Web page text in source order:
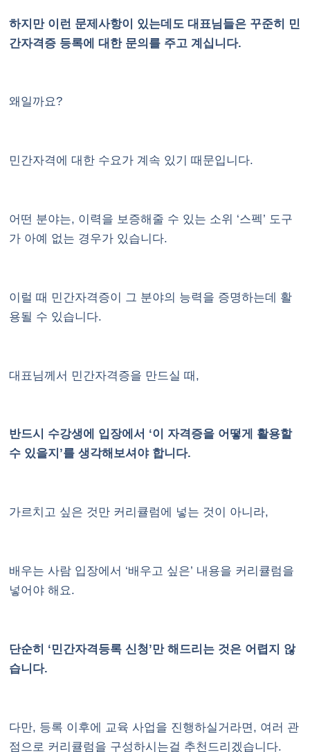
하지만 이런 문제사항이 있는데도 대표님들은 꾸준히 민
간자격증 등록에 대한 문의를 주고 계십니다.
왜일까요?
민간자격에 대한 수요가 계속 있기 때문입니다.
어떤 분야는, 이력을 보증해줄 수 있는 소위 ‘스펙’ 도구
가 아예 없는 경우가 있습니다.
이럴 때 민간자격증이 그 분야의 능력을 증명하는데 활
용될 수 있습니다.
대표님께서 민간자격증을 만드실 때,
반드시 수강생에 입장에서 ‘이 자격증을 어떻게 활용할
수 있을지’를 생각해보셔야 합니다.
가르치고 싶은 것만 커리큘럼에 넣는 것이 아니라,
배우는 사람 입장에서 ‘배우고 싶은’ 내용을 커리큘럼을
넣어야 해요.
단순히 ‘민간자격등록 신청’만 해드리는 것은 어렵지 않
습니다.
다만, 등록 이후에 교육 사업을 진행하실거라면, 여러 관
점으로 커리큘럼을 구성하시는걸 추천드리겠습니다.